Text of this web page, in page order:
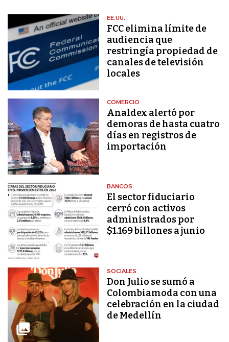
EE.UU.
FCC elimina límite de
audiencia que
restringía propiedad de
canales de televisión
locales
COMERCIO
Analdex alertó por
demoras de hasta cuatro
días en registros de
importación
BANCOS
El sector fiduciario
cerró con activos
administrados por
$1.169 billones a junio
SOCIALES
Don Julio se sumó a
Colombiamoda con una
celebración en la ciudad
de Medellín